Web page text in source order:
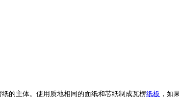
的主体。使用质地相同的面纸和芯纸制成瓦楞纸板 ，如